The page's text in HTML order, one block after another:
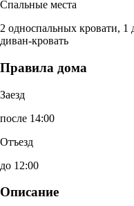
Спальные места
2 односпальных кровати, 1
диван-кровать
Правила дома
Заезд
после 14:00
Отъезд
до 12:00
Описание